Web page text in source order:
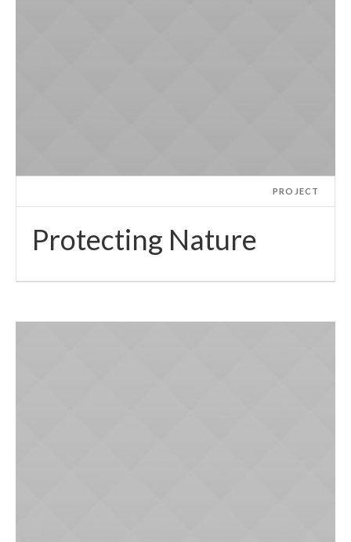
PROJECT
Protecting Nature